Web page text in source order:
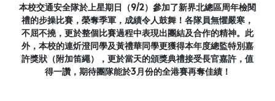
本校交通安全隊於上星期日（9/2）參加了新界北總區周年檢閱
禮的步操比賽，榮奪季軍，成績令人鼓舞！各隊員無懼嚴寒，
不屈不撓，更於整個比賽過程中表現出團結及合作的精神。此
外，本校的連炘澄同學及黃禮華同學更獲得本年度總監特別嘉
許獎狀（附加笛繩），更於當天的頒獎典禮接受長官嘉許，值
得一讚，期待團隊能於3月份的全港賽再奪佳績！